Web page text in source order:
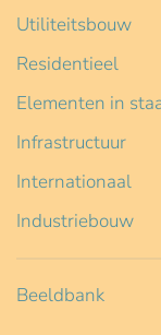
Utiliteitsbouw
Residentieel
Elementen in
Infrastructuur
Internationaal
Industriebouw
Beeldbank